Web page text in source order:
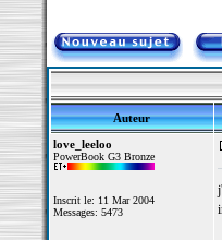
Auteur
love_leeloo
PowerBook G3 Bronze
Inscrit le: 11 Mar 2004
Messages: 5473